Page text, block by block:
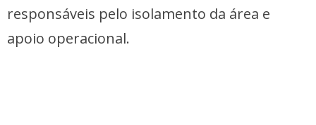
responsáveis pelo isolamento da área e
apoio operacional.